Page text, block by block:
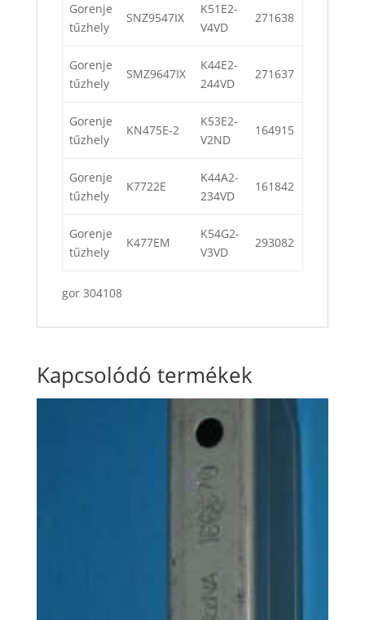
Gorenje
tűzhely
SNZ9547IX
K51E2-
V4VD
271638
Gorenje
tűzhely
SMZ9647IX
K44E2-
244VD
271637
Gorenje
tűzhely
KN475E-2
K53E2-
V2ND
164915
Gorenje
tűzhely
K7722E
K44A2-
234VD
161842
Gorenje
tűzhely
K477EM
K54G2-
V3VD
293082
gor 304108
Kapcsolódó termékek